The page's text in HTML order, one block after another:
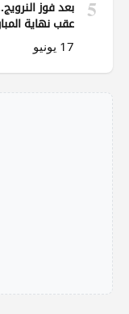
5
بعد فوز
عقب نهاية
17 يونيو